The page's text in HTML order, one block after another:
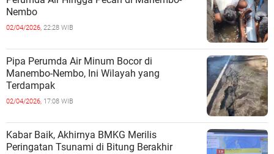
Nembo
02/04/2026, 22:28 WIB
Pipa Perumda Air Minum Bocor di
Manembo-Nembo, Ini Wilayah yang
Terdampak
02/04/2026, 17:08 WIB
Kabar Baik, Akhirnya BMKG Merilis
Peringatan Tsunami di Bitung Berakhir